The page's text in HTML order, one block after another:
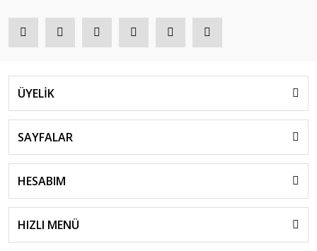
ÜYELİK
SAYFALAR
HESABIM
HIZLI MENÜ